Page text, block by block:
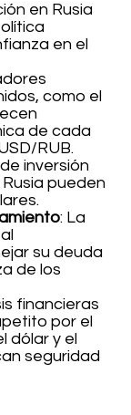
en Rusia
en el
como el
de cada
RUB.
inversión
pueden
: La
su deuda
de los
financieras
por el
dólar y el
seguridad